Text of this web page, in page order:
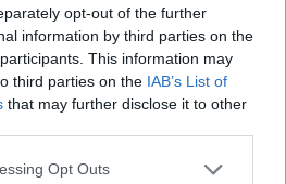
opt-out of the further
information by third parties on the
This information may
third parties on the IAB’s List of
that may further disclose it to other
Opt Outs
σημαντικό ποσοστό σε
μας τράπεζες. Και η Euronext
Αθηνών. Χρειαζόμαστε
Δεν χρειαζόμαστε εθνικούς
η φυσική συνέπεια, η φυσική
Letta όσο και της έκθεσης
κάτι τέτοιο